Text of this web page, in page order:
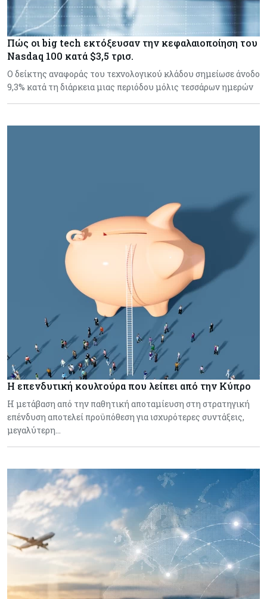
Πώς οι big tech εκτόξευσαν την κεφαλαιοποίηση του
Nasdaq 100 κατά $3,5 τρισ.
Ο δείκτης αναφοράς του τεχνολογικού κλάδου σημείωσε άνοδο
9,3% κατά τη διάρκεια μιας περιόδου μόλις τεσσάρων ημερών
Η επενδυτική κουλτούρα που λείπει από την Κύπρο
Η μετάβαση από την παθητική αποταμίευση στη στρατηγική
επένδυση αποτελεί προϋπόθεση για ισχυρότερες συντάξεις,
μεγαλύτερη…